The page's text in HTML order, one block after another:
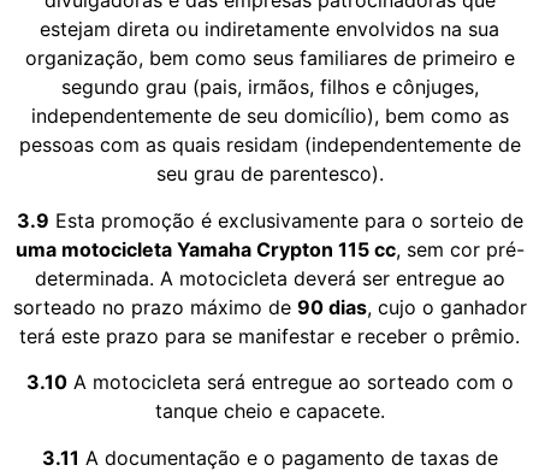
estejam direta ou indiretamente envolvidos na sua
organização, bem como seus familiares de primeiro e
segundo grau (pais, irmãos, filhos e cônjuges,
independentemente de seu domicílio), bem como as
pessoas com as quais residam (independentemente de
seu grau de parentesco).
3.9 Esta promoção é exclusivamente para o sorteio de
uma motocicleta Yamaha Crypton 115 cc, sem cor pré-
determinada. A motocicleta deverá ser entregue ao
sorteado no prazo máximo de 90 dias, cujo o ganhador
terá este prazo para se manifestar e receber o prêmio.
3.10A motocicleta será entregue ao sorteado com o
tanque cheio e capacete.
3.11 A documentação e o pagamento de taxas de